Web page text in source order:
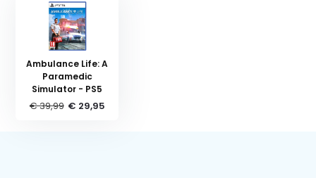
Ambulance Life: A
Paramedic
Simulator - PS5
€ 39,99 € 29,95